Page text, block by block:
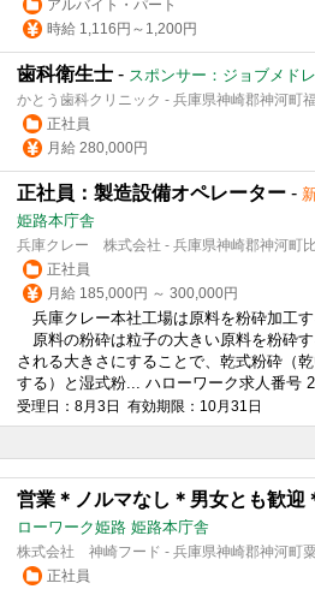
アルバイト・パート
時給 1,116円～1,200円
歯科衛生士 - スポンサー：ジョブメド
かとう歯科クリニック - 兵庫県神崎郡神河町
正社員
月給 280,000円
正社員：製造設備オペレーター -
姫路本庁舎
兵庫クレー 株式会社 - 兵庫県神崎郡神河町
正社員
月給 185,000円 ～ 300,000円
兵庫クレー本社工場は原料を粉砕加工す
原料の粉砕は粒子の大きい原料を粉砕
される大きさにすることで、乾式粉砕（
する）と湿式粉... ハローワーク求人番号
受理日：8月3日 有効期限：10月31日
営業＊ノルマなし＊男女とも歓迎
ローワーク姫路 姫路本庁舎
株式会社 神崎フード - 兵庫県神崎郡神河町
正社員